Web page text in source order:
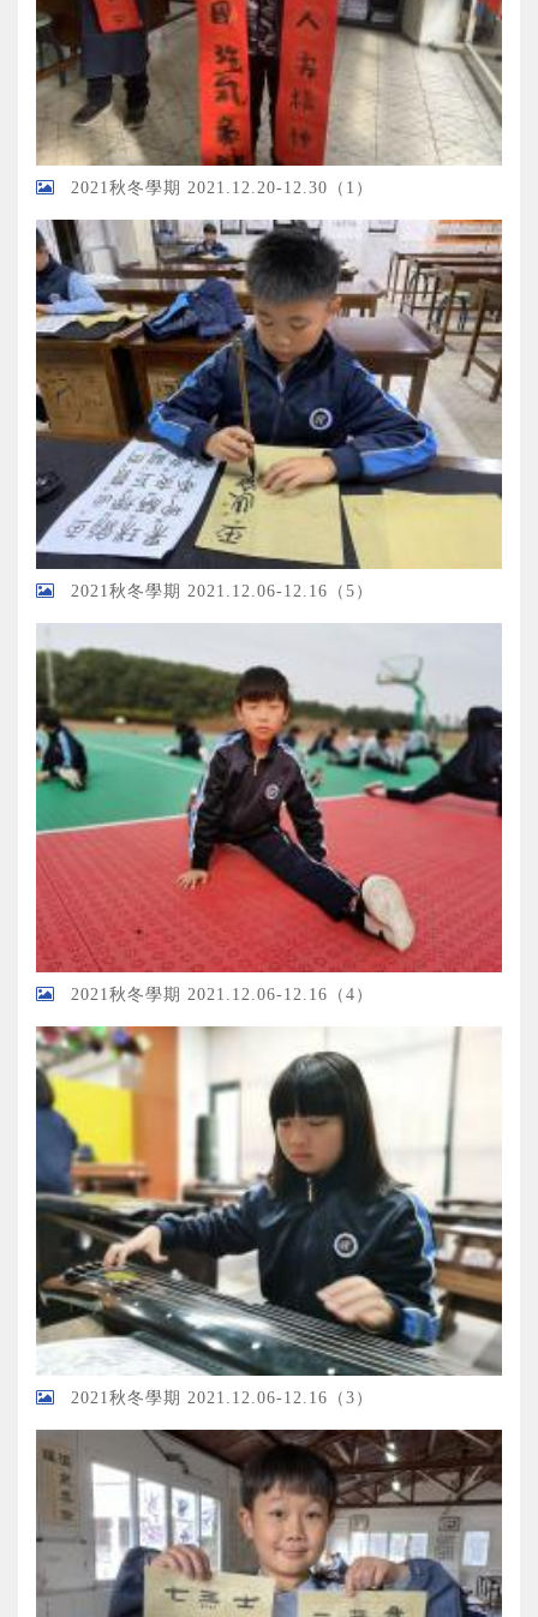
2021秋冬學期 2021.12.20-12.30（1）
2021秋冬學期 2021.12.06-12.16（5）
2021秋冬學期 2021.12.06-12.16（4）
2021秋冬學期 2021.12.06-12.16（3）